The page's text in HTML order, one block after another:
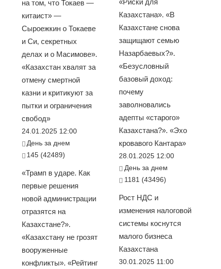
на том, что Токаев —
китаист» —
Сыроежкин о Токаеве
и Си, секретных
делах и о Масимове».
«Казахстан хвалят за
отмену смертной
казни и критикуют за
пытки и ограничения
свобод»
24.01.2025 12:00
День за днем
145 (42489)
«Трамп в ударе. Как
первые решения
новой администрации
отразятся на
Казахстане?».
«Казахстану не грозят
вооруженные
конфликты». «Рейтинг
«Риски для
Казахстана». «В
Казахстане снова
защищают семью
Назарбаевых?».
«Безусловный
базовый доход:
почему
заволновались
адепты «старого»
Казахстана?». «Эхо
кровавого Кантара»
28.01.2025 12:00
День за днем
1181 (43496)
Рост НДС и
изменения налоговой
системы коснутся
малого бизнеса
Казахстана
30.01.2025 11:00